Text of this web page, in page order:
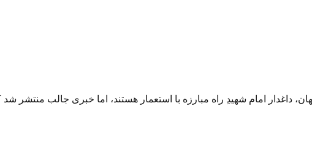
داغدار امام شهیدِ راه مبارزه با استعمار هستند، اما خبری جالب منتشر